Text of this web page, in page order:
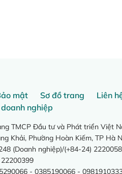
mật Sơ đồ trang
Liên
nghiệp
TMCP Đầu tư và Phát triển Việt
Khải, Phường Hoàn Kiếm, TP Hà
(Doanh nghiệp)/(+84-24)
22200399
- 0385190066 -